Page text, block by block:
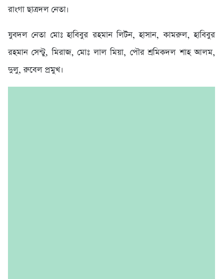
রাংগা ছাত্রদল নেতা।
যুবদল নেতা মোঃ হাবিবুর রহমান লিটন, হাসান, কামরুল, হাবিবুর
রহমান সেন্টু, মিরাজ, মোঃ লাল মিয়া, পৌর শ্রমিকদল শাহ আলম,
দুলু, রুবেল প্রমুখ।